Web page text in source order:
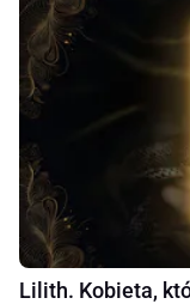
Lilith. Kobieta,